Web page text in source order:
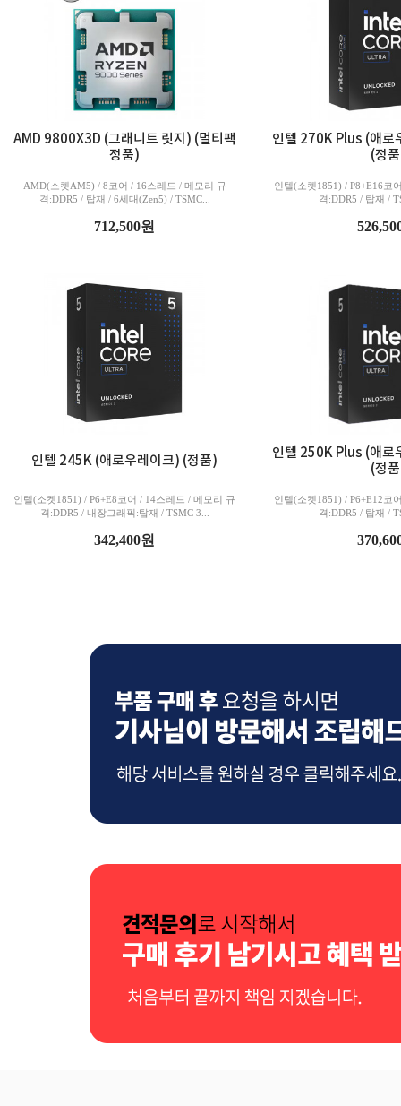
AMD 9800X3D (그래니트 릿지) (멀티팩
정품)
AMD(소켓AM5) / 8코어 / 16스레드 / 메모리 규
격:DDR5 / 탑재 / 6세대(Zen5) / TSMC...
712,500원
인텔 270K Plus (애로
(정
인텔(소켓1851) / P8+E16코
격:DDR5 / 탑재 /
인텔 245K (애로우레이크) (정품)
인텔(소켓1851) / P6+E8코어 / 14스레드 / 메모리 규
격:DDR5 / 내장그래픽:탑재 / TSMC 3...
342,400원
인텔 250K Plus (애로
(정
인텔(소켓1851) / P6+E12코
격:DDR5 / 탑재 /